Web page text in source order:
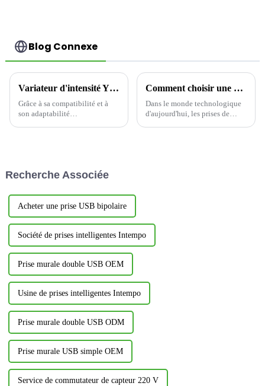
Blog Connexe
Variateur d'intensité YDM001 : à la pointe de la nouvelle tendance de la rime lumineuse intelligente
Grâce à sa compatibilité et à
son adaptabilité
d'une charge de circuit
Comment choisir une prise de charge USB : alimentez votre espace intelligemment-1
Dans le monde technologique
d'aujourd'hui, les prises de
Recherche Associée
Acheter une prise USB bipolaire
Société de prises intelligentes Intempo
Prise murale double USB OEM
Usine de prises intelligentes Intempo
Prise murale double USB ODM
Prise murale USB simple OEM
Service de commutateur de capteur 220 V